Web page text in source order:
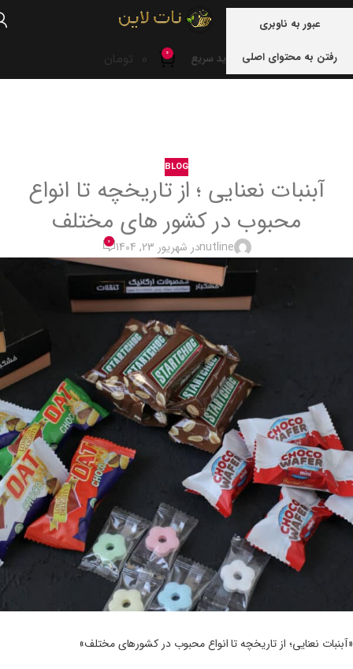
عبور به ناوبری
رفتن به محتوای اصلی
خرید سریع 0
0 تومان
BLOG
آبنبات نعنایی ؛ از تاریخچه تا انواع
محبوب در کشور های مختلف
nutlineدر شهریور 23, 1404 0
«آبنبات نعنایی؛ از تاریخچه تا انواع محبوب در کشورهای مختلف»